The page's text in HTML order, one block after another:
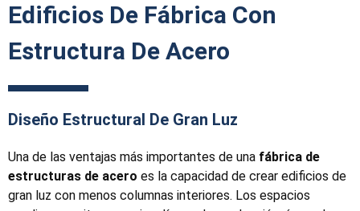
Edificios De Fábrica Con
Estructura De Acero
Diseño Estructural De Gran Luz
Una de las ventajas más importantes de una fábrica de
estructuras de acero es la capacidad de crear edificios de
gran luz con menos columnas interiores. Los espacios